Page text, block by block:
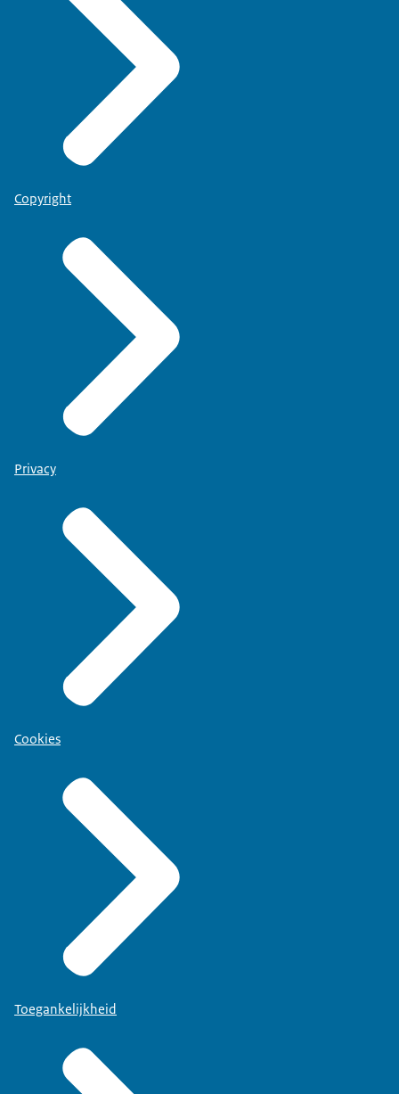
Copyright
Privacy
Cookies
Toegankelijkheid